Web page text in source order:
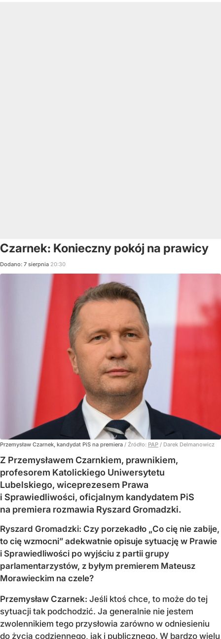
Czarnek: Konieczny pokój na prawicy
Dodano: 7 sierpnia 20:30
Przemysław Czarnek, kandydat PiS na premiera / Źródło: PAP / Darek Delmanowicz
Z Przemysławem Czarnkiem, prawnikiem,
profesorem Katolickiego Uniwersytetu
Lubelskiego, wiceprezesem Prawa
i Sprawiedliwości, oficjalnym kandydatem PiS
na premiera rozmawia Ryszard Gromadzki.
Ryszard Gromadzki: Czy porzekadło „Co cię nie zabije,
to cię wzmocni” adekwatnie opisuje sytuację w Prawie
i Sprawiedliwości po wyjściu z partii grupy
parlamentarzystów, z byłym premierem Mateusz
Morawieckim na czele?
Przemysław Czarnek: Jeśli ktoś chce, to może do tej
sytuacji tak podchodzić. Ja generalnie nie jestem
zwolennikiem tego przysłowia zarówno w odniesieniu
do życia codziennego, jak i publicznego. W bardzo wielu